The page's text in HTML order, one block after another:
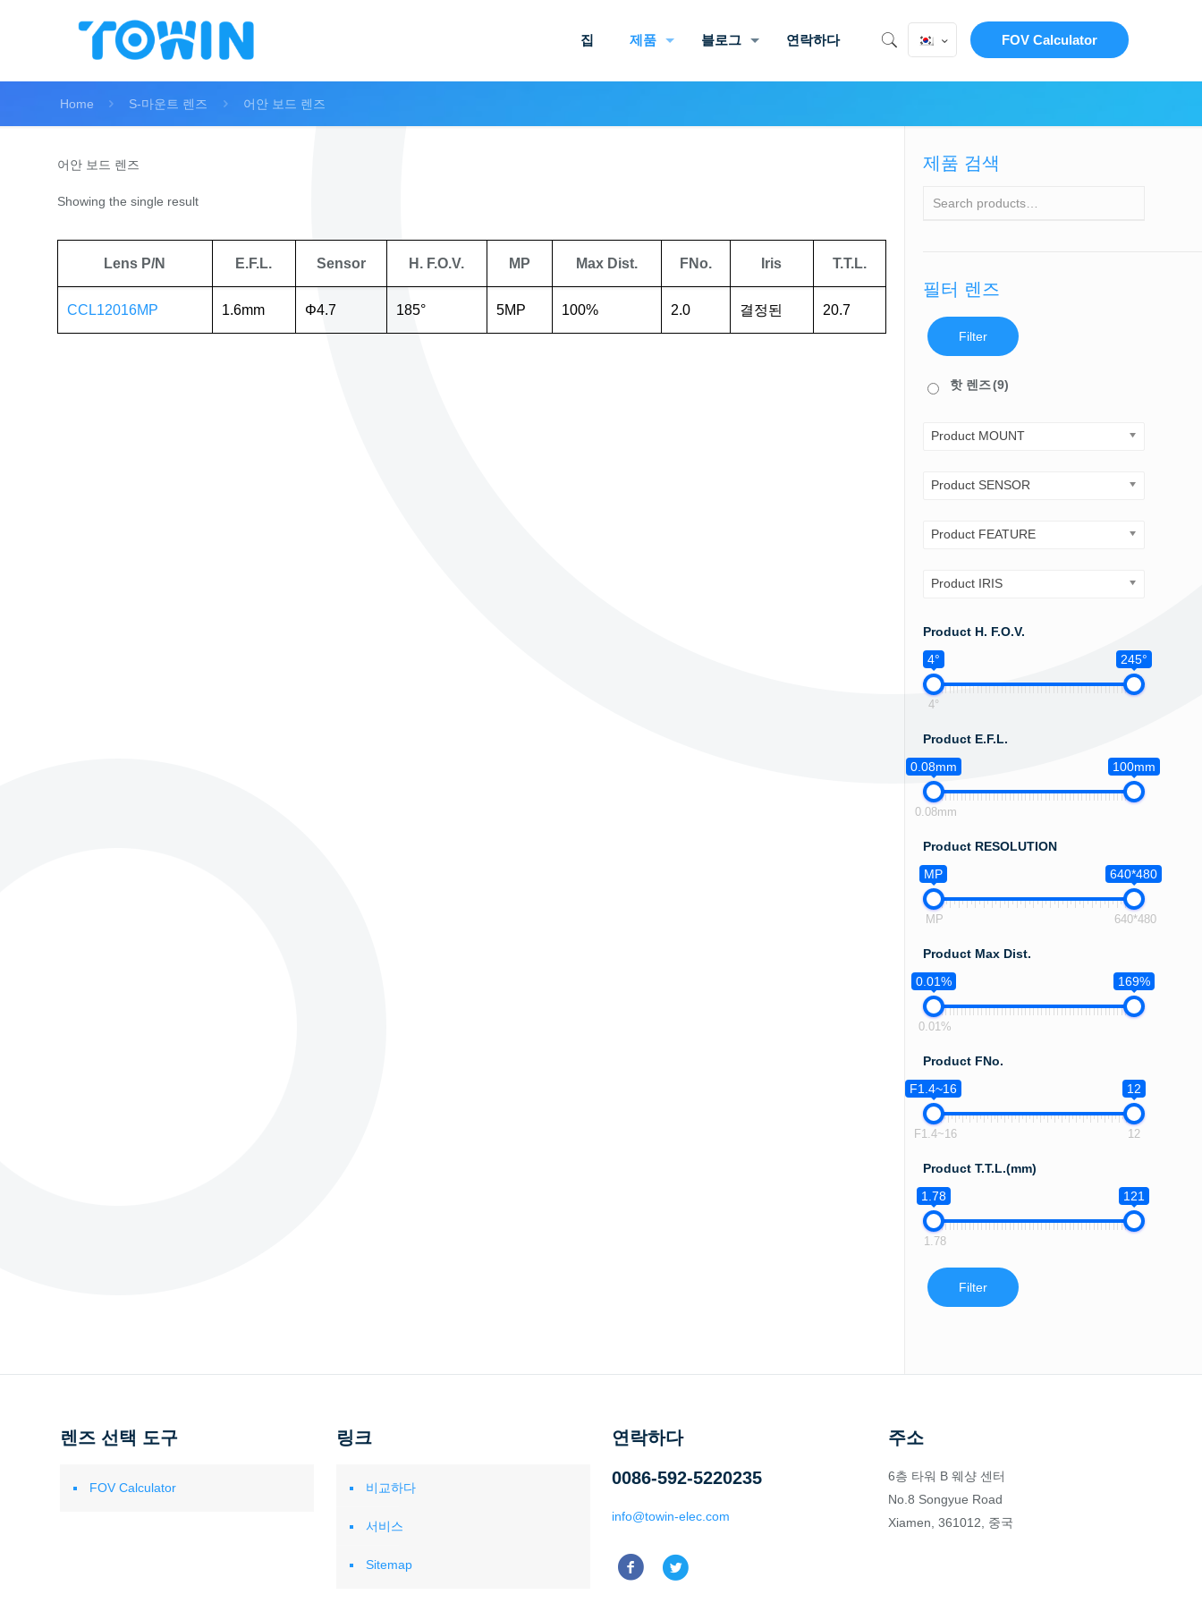
집 제품 블로그 연락하다 FOV Calculator
Home S-마운트 렌즈 어안 보드 렌즈
어안 보드 렌즈
Showing the single result
Lens P/N E.F.L. Sensor H. F.O.V. MP Max Dist. FNo. Iris T.T.L.
CCL12016MP 1.6mm Φ4.7 185° 5MP 100% 2.0 결정된 20.7
제품 검색
필터 렌즈
Filter
핫 렌즈(9)
Product MOUNT
Product SENSOR
Product FEATURE
Product IRIS
Product H. F.O.V.
4°
245°
4°
Product E.F.L.
0.08mm
100mm
0.08mm
Product RESOLUTION
MP
640*480
MP 640*480
Product Max Dist.
0.01%
169%
0.01%
Product FNo.
F1.4~16
12
F1.4~16 12
Product T.T.L.(mm)
1.78
121
1.78
Filter
렌즈 선택 도구
FOV Calculator
링크
비교하다
서비스
Sitemap
연락하다
0086-592-5220235
info@towin-elec.com
주소
6층 타워 B 웨샹 센터
No.8 Songyue Road
Xiamen, 361012, 중국